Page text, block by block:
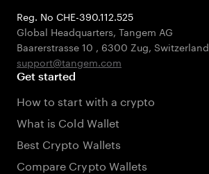
Reg. No CHE-390.112.525
Global Headquarters, Tangem AG
Baarerstrasse 10 , 6300 Zug, Switzerland
support@tangem.com
Get started
How to start with a crypto
What is Cold Wallet
Best Crypto Wallets
Compare Crypto Wallets